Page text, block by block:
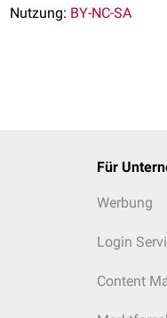
Nutzung: BY-NC-SA
Für
Werbung
Login
Content